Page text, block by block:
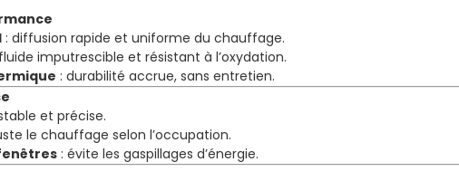
: diffusion rapide et uniforme du chauffage.
imputrescible et résistant à l’oxydation.
: durabilité accrue, sans entretien.
et précise.
le chauffage selon l’occupation.
: évite les gaspillages d’énergie.